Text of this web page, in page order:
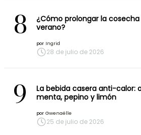
8
¿Cómo prolongar la
verano?
por Ingrid
28 de julio de 2026
9
La bebida casera anti-calor:
menta, pepino y limón
por Gwenaëlle
25 de julio de 2026